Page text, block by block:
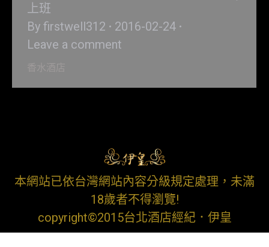
上班
By firstwell312
2016-02-24
Leave a comment
香水酒店
本網站已依台灣網站內容分級規定處理，未滿
18歲者不得瀏覽!
copyright©2015台北酒店經紀．伊皇